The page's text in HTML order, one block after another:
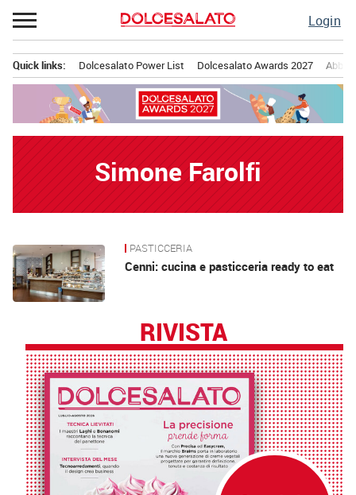
Passa
al
Login
principale
Quick links: Dolcesalato Power List Dolcesalato Awards 2027
Simone Farolfi
News PASTICCERIA
Cenni: cucina e pasticceria ready to eat
RIVISTA